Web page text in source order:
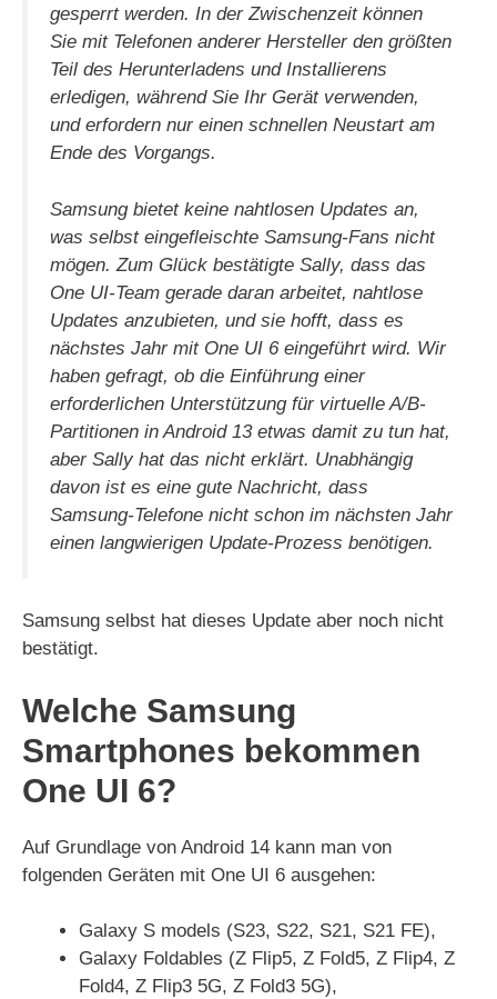
gesperrt werden. In der Zwischenzeit können
Sie mit Telefonen anderer Hersteller den größten
Teil des Herunterladens und Installierens
erledigen, während Sie Ihr Gerät verwenden,
und erfordern nur einen schnellen Neustart am
Ende des Vorgangs.
Samsung bietet keine nahtlosen Updates an,
was selbst eingefleischte Samsung-Fans nicht
mögen. Zum Glück bestätigte Sally, dass das
One UI-Team gerade daran arbeitet, nahtlose
Updates anzubieten, und sie hofft, dass es
nächstes Jahr mit One UI 6 eingeführt wird. Wir
haben gefragt, ob die Einführung einer
erforderlichen Unterstützung für virtuelle A/B-
Partitionen in Android 13 etwas damit zu tun hat,
aber Sally hat das nicht erklärt. Unabhängig
davon ist es eine gute Nachricht, dass
Samsung-Telefone nicht schon im nächsten Jahr
einen langwierigen Update-Prozess benötigen.
Samsung selbst hat dieses Update aber noch nicht
bestätigt.
Welche Samsung
Smartphones bekommen
One UI 6?
Auf Grundlage von Android 14 kann man von
folgenden Geräten mit One UI 6 ausgehen:
Galaxy S models (S23, S22, S21, S21 FE),
Galaxy Foldables (Z Flip5, Z Fold5, Z Flip4, Z
Fold4, Z Flip3 5G, Z Fold3 5G),